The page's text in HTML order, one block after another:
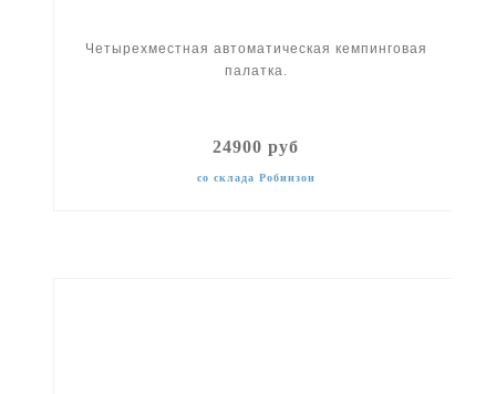
Четырехместная автоматическая кемпинговая
палатка.
24900 руб
со склада Робинзон